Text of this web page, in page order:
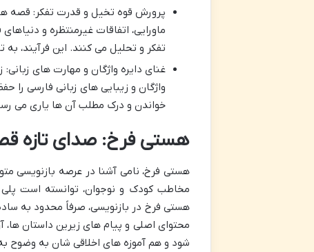
پرورش قوه تخیل و قدرت تفکر: قصه
ماورایی، اتفاقات غیرمنتظره و
تفکر و تحلیل می کنند. این فرآیند،
غنای دایره واژگان و مهارت های
واژگان و زیبایی های زبانی فارسی
خواندن و درک مطلب آن ها یاری می
هستی فرخ: صدای تازه
هستی فرخ، نامی آشنا در عرصه بازنویسی
مخاطب کودک و نوجوان، توانسته است پلی
هستی فرخ در بازنویسی، صرفاً محدود به
محتوای اصلی و پیام های زیرین داستان
شود و هم آموزه های اخلاقی شان به وضوح